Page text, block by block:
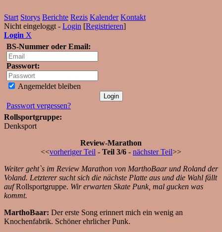
Start Storys Berichte Rezis Kalender Kontakt
Nicht eingeloggt - Login [Registrieren]
Login X
BS-Nummer oder Email:
Passwort:
Angemeldet bleiben
Passwort vergessen?
Rollsportgruppe:
Denksport
Review-Marathon
<<vorheriger Teil - Teil 3/6 - nächster Teil>>
Weiter geht`s im Review Marathon von MarthoBaar und Roland der
Voland. Letzterer sucht sich die nächste Platte aus und die Wahl fällt
aufRollsportgruppe. Wir erwarten Skate Punk, mal gucken was
kommt.
MarthoBaar: Der erste Song erinnert mich ein wenig an
Knochenfabrik. Schöner ehrlicher Punk.